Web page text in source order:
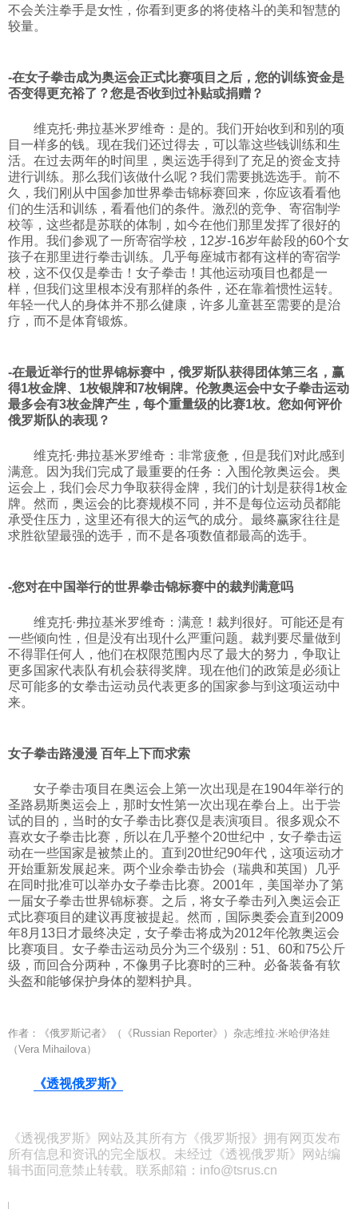
不会关注拳手是女性，你看到更多的将使格斗的美和智慧的
较量。
-在女子拳击成为奥运会正式比赛项目之后，您的训练资金是
否变得更充裕了？您是否收到过补贴或捐赠？
维克托·弗拉基米罗维奇：是的。我们开始收到和别的项
目一样多的钱。现在我们还过得去，可以靠这些钱训练和生
活。在过去两年的时间里，奥运选手得到了充足的资金支持
进行训练。那么我们该做什么呢？我们需要挑选选手。前不
久，我们刚从中国参加世界拳击锦标赛回来，你应该看看他
们的生活和训练，看看他们的条件。激烈的竞争、寄宿制学
校等，这些都是苏联的体制，如今在他们那里发挥了很好的
作用。我们参观了一所寄宿学校，12岁-16岁年龄段的60个女
孩子在那里进行拳击训练。几乎每座城市都有这样的寄宿学
校，这不仅仅是拳击！女子拳击！其他运动项目也都是一
样，但我们这里根本没有那样的条件，还在靠着惯性运转。
年轻一代人的身体并不那么健康，许多儿童甚至需要的是治
疗，而不是体育锻炼。
-在最近举行的世界锦标赛中，俄罗斯队获得团体第三名，赢
得1枚金牌、1枚银牌和7枚铜牌。伦敦奥运会中女子拳击运动
最多会有3枚金牌产生，每个重量级的比赛1枚。您如何评价
俄罗斯队的表现？
维克托·弗拉基米罗维奇：非常疲惫，但是我们对此感到
满意。因为我们完成了最重要的任务：入围伦敦奥运会。奥
运会上，我们会尽力争取获得金牌，我们的计划是获得1枚金
牌。然而，奥运会的比赛规模不同，并不是每位运动员都能
承受住压力，这里还有很大的运气的成分。最终赢家往往是
求胜欲望最强的选手，而不是各项数值都最高的选手。
-您对在中国举行的世界拳击锦标赛中的裁判满意吗
维克托·弗拉基米罗维奇：满意！裁判很好。可能还是有
一些倾向性，但是没有出现什么严重问题。裁判要尽量做到
不得罪任何人，他们在权限范围内尽了最大的努力，争取让
更多国家代表队有机会获得奖牌。现在他们的政策是必须让
尽可能多的女拳击运动员代表更多的国家参与到这项运动中
来。
女子拳击路漫漫 百年上下而求索
女子拳击项目在奥运会上第一次出现是在1904年举行的
圣路易斯奥运会上，那时女性第一次出现在拳台上。出于尝
试的目的，当时的女子拳击比赛仅是表演项目。很多观众不
喜欢女子拳击比赛，所以在几乎整个20世纪中，女子拳击运
动在一些国家是被禁止的。直到20世纪90年代，这项运动才
开始重新发展起来。两个业余拳击协会（瑞典和英国）几乎
在同时批准可以举办女子拳击比赛。2001年，美国举办了第
一届女子拳击世界锦标赛。之后，将女子拳击列入奥运会正
式比赛项目的建议再度被提起。然而，国际奥委会直到2009
年8月13日才最终决定，女子拳击将成为2012年伦敦奥运会
比赛项目。女子拳击运动员分为三个级别：51、60和75公斤
级，而回合分两种，不像男子比赛时的三种。必备装备有软
头盔和能够保护身体的塑料护具。
作者：《俄罗斯记者》（《Russian Reporter》）杂志维拉·米哈伊洛娃
（Vera Mihailova）
《透视俄罗斯》
《透视俄罗斯》网站及其所有方《俄罗斯报》拥有网页发布
所有信息和资讯的完全版权。未经过《透视俄罗斯》网站编
辑书面同意禁止转载。联系邮箱：info@tsrus.cn